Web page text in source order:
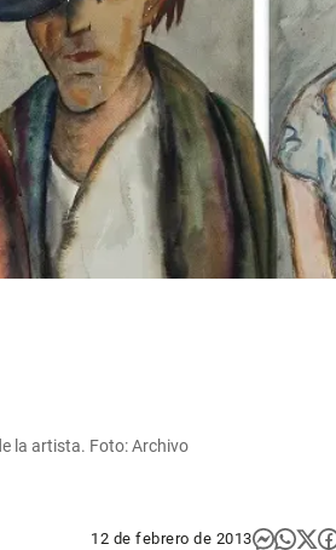
la artista. Foto: Archivo
12 de febrero de 2013